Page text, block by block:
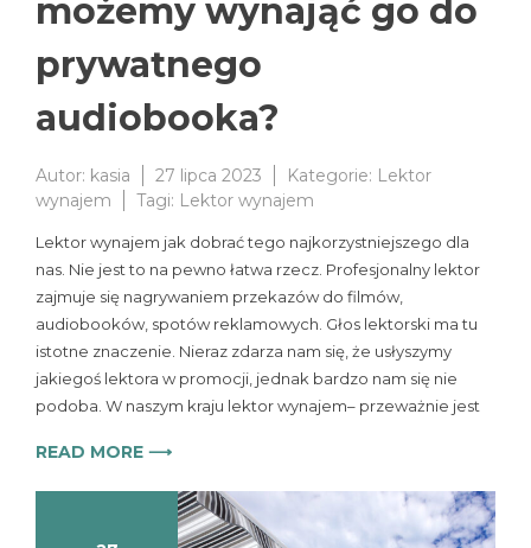
możemy wynająć go do
prywatnego
audiobooka?
Autor: kasia 27 lipca 2023 Kategorie: Lektor
wynajem
Tagi: Lektor wynajem
Lektor wynajem jak dobrać tego najkorzystniejszego dla
nas. Nie jest to na pewno łatwa rzecz. Profesjonalny lektor
zajmuje się nagrywaniem przekazów do filmów,
audiobooków, spotów reklamowych. Głos lektorski ma tu
istotne znaczenie. Nieraz zdarza nam się, że usłyszymy
jakiegoś lektora w promocji, jednak bardzo nam się nie
podoba. W naszym kraju lektor wynajem– przeważnie jest
READ MORE ⟶